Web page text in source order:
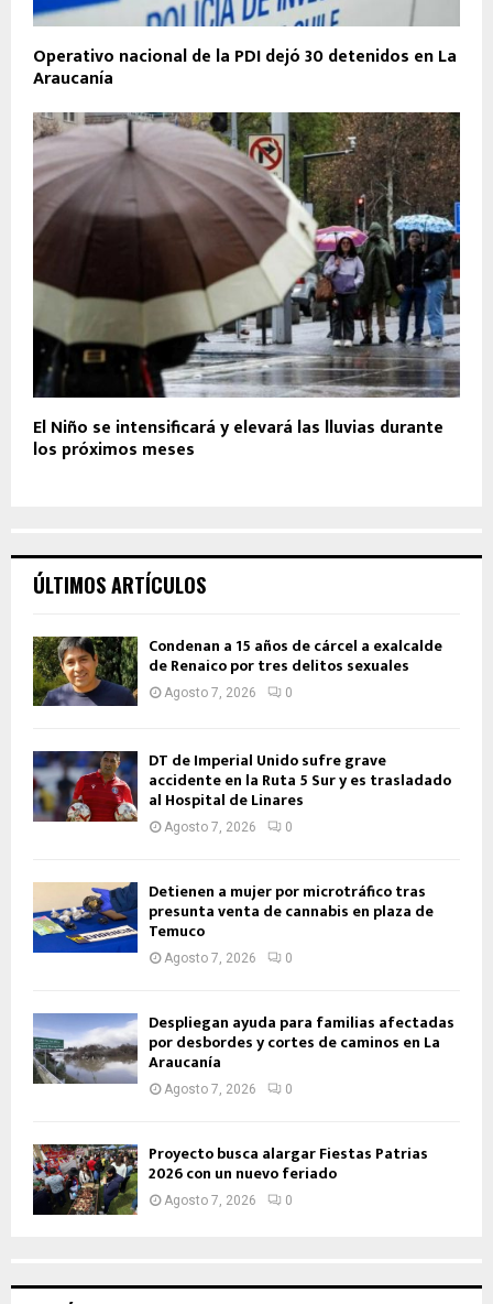
Operativo nacional de la PDI dejó 30 detenidos en La
Araucanía
El Niño se intensificará y elevará las lluvias durante
los próximos meses
ÚLTIMOS ARTÍCULOS
Condenan a 15 años de cárcel a exalcalde
de Renaico por tres delitos sexuales
Agosto 7, 2026 0
DT de Imperial Unido sufre grave
accidente en la Ruta 5 Sur y es trasladado
al Hospital de Linares
Agosto 7, 2026 0
Detienen a mujer por microtráfico tras
presunta venta de cannabis en plaza de
Temuco
Agosto 7, 2026 0
Despliegan ayuda para familias afectadas
por desbordes y cortes de caminos en La
Araucanía
Agosto 7, 2026 0
Proyecto busca alargar Fiestas Patrias
2026 con un nuevo feriado
Agosto 7, 2026 0